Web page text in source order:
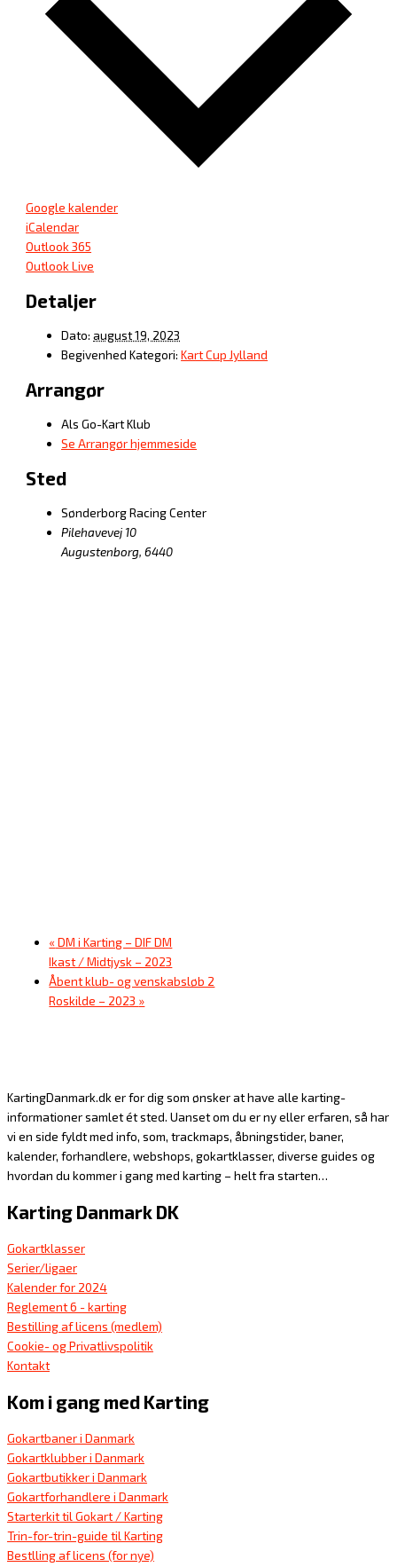
Google kalender
iCalendar
Outlook 365
Outlook Live
Detaljer
Dato: august 19, 2023
Begivenhed Kategori: Kart Cup Jylland
Arrangør
Als Go-Kart Klub
Se Arrangør hjemmeside
Sted
Sønderborg Racing Center
Pilehavevej 10
Augustenborg, 6440
« DM i Karting – DIF DM
Ikast / Midtjysk – 2023
Åbent klub- og venskabsløb 2
Roskilde – 2023 »
KartingDanmark.dk er for dig som ønsker at have alle karting-
informationer samlet ét sted. Uanset om du er ny eller erfaren, så har
vi en side fyldt med info, som, trackmaps, åbningstider, baner,
kalender, forhandlere, webshops, gokartklasser, diverse guides og
hvordan du kommer i gang med karting – helt fra starten…
Karting Danmark DK
Gokartklasser
Serier/ligaer
Kalender for 2024
Reglement 6 - karting
Bestilling af licens (medlem)
Cookie- og Privatlivspolitik
Kontakt
Kom i gang med Karting
Gokartbaner i Danmark
Gokartklubber i Danmark
Gokartbutikker i Danmark
Gokartforhandlere i Danmark
Starterkit til Gokart / Karting
Trin-for-trin-guide til Karting
Bestlling af licens (for nye)